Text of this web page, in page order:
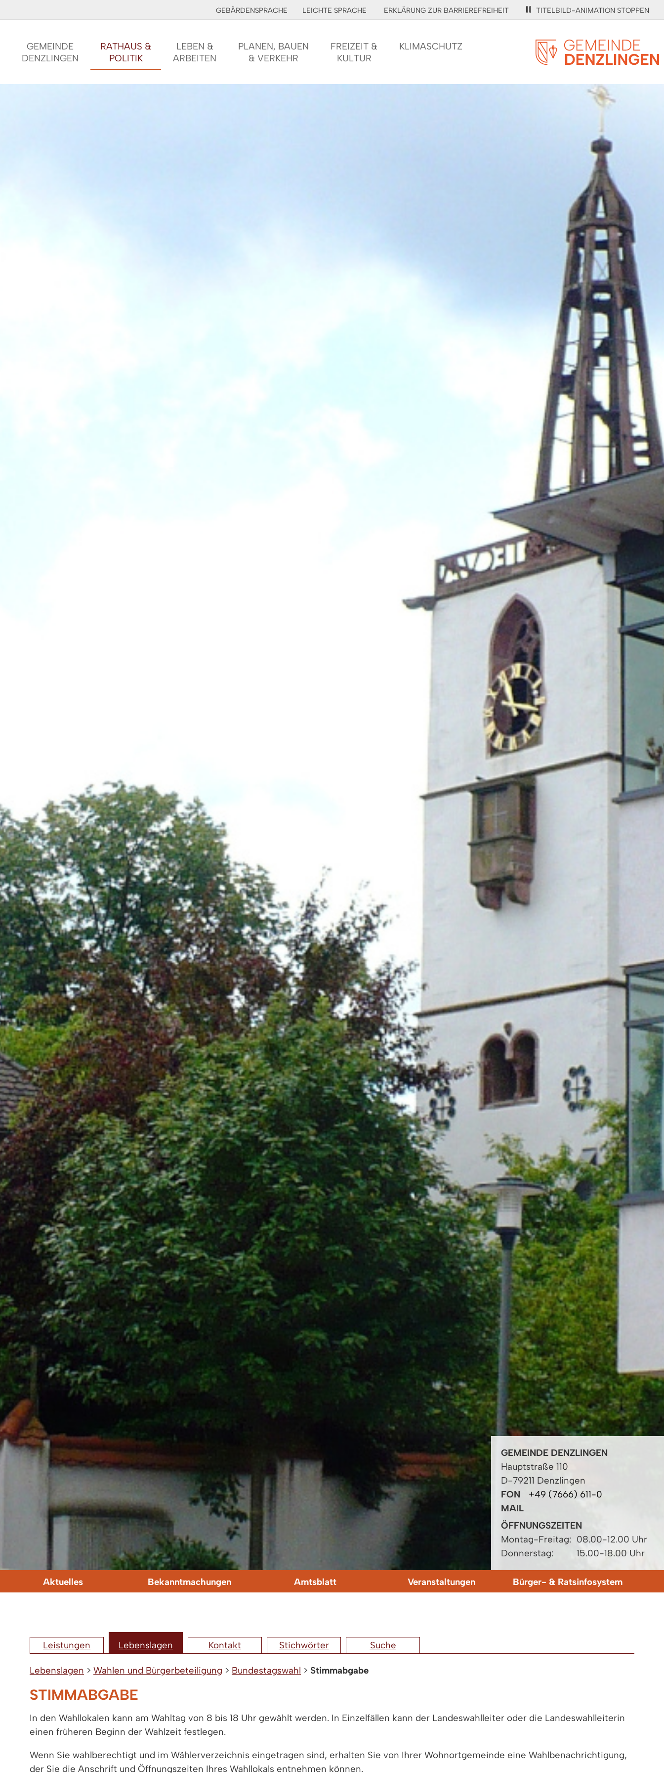
GEBÄRDENSPRACHE LEICHTE SPRACHE ERKLÄRUNG ZUR BARRIEREFREIHEIT TITELBILD-ANIMATION STOPPEN
GEMEINDE
DENZLINGEN
RATHAUS &
POLITIK
LEBEN &
ARBEITEN
PLANEN, BAUEN
& VERKEHR
FREIZEIT &
KULTUR
KLIMASCHUTZ
GEMEINDE DENZLINGEN
Hauptstraße 110
D-79211 Denzlingen
FON
+49 (7666) 611-0
MAIL
ÖFFNUNGSZEITEN
Montag-Freitag: 08.00-12.00 Uhr
Donnerstag:
15.00-18.00 Uhr
Aktuelles Bekanntmachungen Amtsblatt Veranstaltungen Bürger- & Ratsinfosystem
Leistungen Lebenslagen Kontakt Stichwörter Suche
Lebenslagen > Wahlen und Bürgerbeteiligung > Bundestagswahl > Stimmabgabe
STIMMABGABE
In den Wahllokalen kann am Wahltag von 8 bis 18 Uhr gewählt werden. In Einzelfällen kann der Landeswahlleiter oder die Landeswahlleiterin
einen früheren Beginn der Wahlzeit festlegen.
Wenn Sie wahlberechtigt und im Wählerverzeichnis eingetragen sind, erhalten Sie von Ihrer Wohnortgemeinde eine Wahlbenachrichtigung,
der Sie die Anschrift und Öffnungszeiten Ihres Wahllokals entnehmen können.